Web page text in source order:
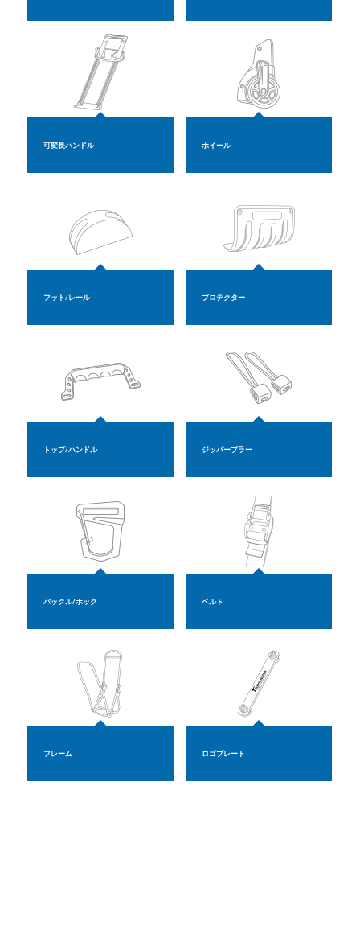
可変長ハンドル ホイール
フット/レール プロテクター
トップ/ハンドル ジッパープラー
バックル/ホック ベルト
フレーム ロゴプレート